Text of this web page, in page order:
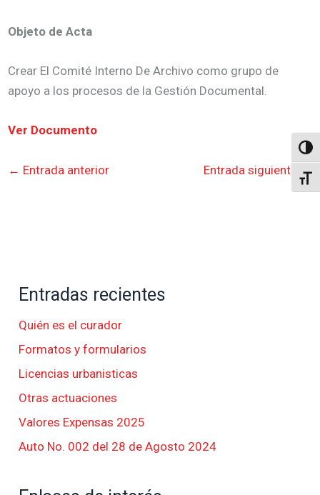
Objeto de Acta
Crear El Comité Interno De Archivo como grupo de
apoyo a los procesos de la Gestión Documental.
Ver Documento
← Entrada anterior Entrada siguiente →
Entradas recientes
Quién es el curador
Formatos y formularios
Licencias urbanisticas
Otras actuaciones
Valores Expensas 2025
Auto No. 002 del 28 de Agosto 2024